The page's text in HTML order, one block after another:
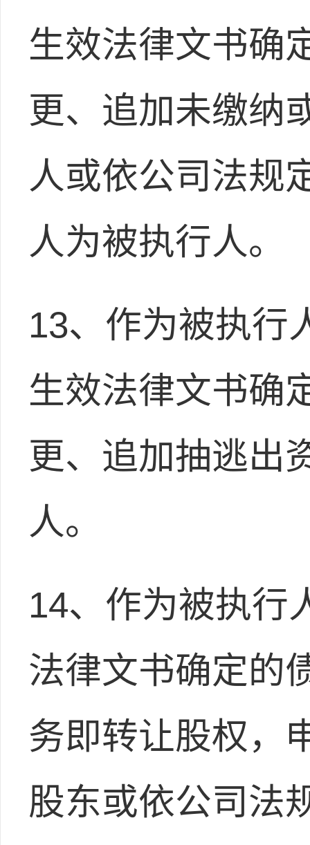
生效法律文书确
更、追加未缴纳
人或依公司法规
人为被执行人。
13、作为被执行
生效法律文书确
更、追加抽逃出
人。
14、作为被执行
法律文书确定的
务即转让股权，
股东或依公司法